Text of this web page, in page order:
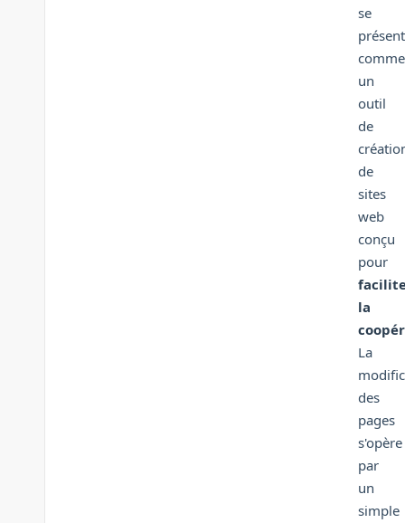
se
comme
un
outil
de
de
sites
web
conçu
pour
la
La
des
pages
s'opère
par
un
simple